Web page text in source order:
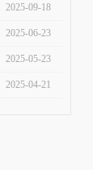
2025-09-18
2025-06-23
2025-05-23
2025-04-21